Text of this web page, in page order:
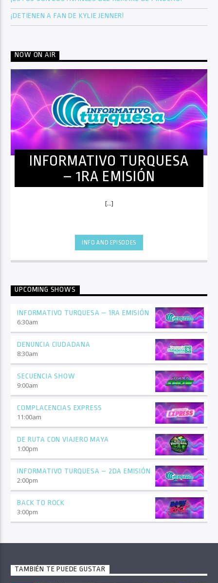
¡DETIENEN A FAN DE KYLIE JENNER!
NOW ON AIR
INFORMATIVO TURQUESA
– 1RA EMISIÓN
[...]
INFO AND EPISODES
UPCOMING SHOWS
INFORMATIVO TURQUESA – 1RA EMISIÓN
6:30am
DENUNCIA CIUDADANA
8:30am
SECUENCIA SHOW
9:00am
COMPLACENCIAS EXPRESS
11:00am
DE RUTA CON VIAJERO MAYA
1:00pm
INFORMATIVO TURQUESA – 2DA EMISIÓN
2:00pm
BACK TO ROCK
3:00pm
TAMBIÉN TE PUEDE GUSTAR